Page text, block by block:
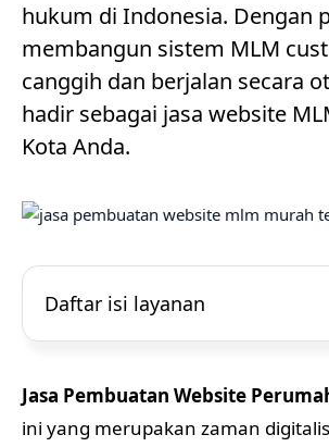
hukum di Indonesia. Dengan
membangun sistem MLM
canggih dan berjalan secara
hadir sebagai jasa website
Kota Anda.
Daftar isi layanan
Jasa Pembuatan Website
ini yang merupakan zaman